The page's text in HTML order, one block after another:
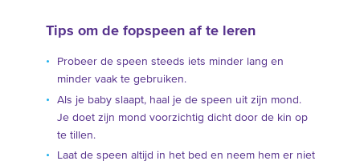
Tips om de fopspeen af te leren
Probeer de speen steeds iets minder lang en
minder vaak te gebruiken.
Als je baby slaapt, haal je de speen uit zijn mond.
Je doet zijn mond voorzichtig dicht door de kin op
te tillen.
Laat de speen altijd in het bed en neem hem er niet